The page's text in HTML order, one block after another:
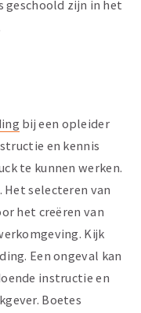
zijn in het
bij een opleider
en kennis
te kunnen werken.
selecteren van
het creëren van
Kijk
Een ongeval kan
instructie en
Boetes